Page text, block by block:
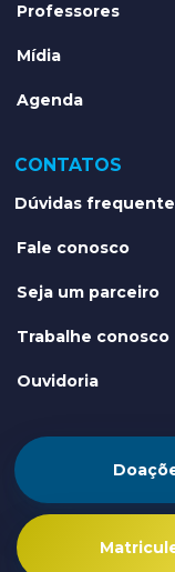
Professores
Mídia
Agenda
CONTATOS
Dúvidas
Fale conosco
Seja um parceiro
Trabalhe conosco
Ouvidoria